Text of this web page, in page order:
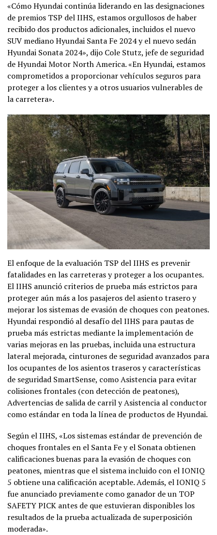
«Cómo Hyundai continúa liderando en las designaciones
de premios TSP del IIHS, estamos orgullosos de haber
recibido dos productos adicionales, incluidos el nuevo
SUV mediano Hyundai Santa Fe 2024 y el nuevo sedán
Hyundai Sonata 2024», dijo Cole Stutz, jefe de seguridad
de Hyundai Motor North America. «En Hyundai, estamos
comprometidos a proporcionar vehículos seguros para
proteger a los clientes y a otros usuarios vulnerables de
la carretera».
El enfoque de la evaluación TSP del IIHS es prevenir
fatalidades en las carreteras y proteger a los ocupantes.
El IIHS anunció criterios de prueba más estrictos para
proteger aún más a los pasajeros del asiento trasero y
mejorar los sistemas de evasión de choques con peatones.
Hyundai respondió al desafío del IIHS para pautas de
prueba más estrictas mediante la implementación de
varias mejoras en las pruebas, incluida una estructura
lateral mejorada, cinturones de seguridad avanzados para
los ocupantes de los asientos traseros y características
de seguridad SmartSense, como Asistencia para evitar
colisiones frontales (con detección de peatones),
Advertencias de salida de carril y Asistencia al conductor
como estándar en toda la línea de productos de Hyundai.
Según el IIHS, «Los sistemas estándar de prevención de
choques frontales en el Santa Fe y el Sonata obtienen
calificaciones buenas para la evasión de choques con
peatones, mientras que el sistema incluido con el IONIQ
5 obtiene una calificación aceptable. Además, el IONIQ 5
fue anunciado previamente como ganador de un TOP
SAFETY PICK antes de que estuvieran disponibles los
resultados de la prueba actualizada de superposición
moderada».